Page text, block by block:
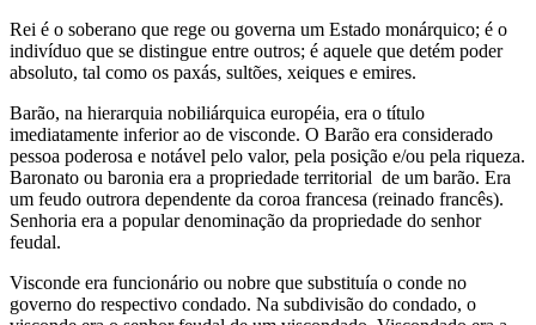
Rei é o soberano que rege ou governa um Estado monárquico; é o
indivíduo que se distingue entre outros; é aquele que detém poder
absoluto, tal como os paxás, sultões, xeiques e emires.
Barão, na hierarquia nobiliárquica européia, era o título
imediatamente inferior ao de visconde. O Barão era considerado
pessoa poderosa e notável pelo valor, pela posição e/ou pela riqueza.
Baronato ou baronia era a propriedade territorial de um barão. Era
um feudo outrora dependente da coroa francesa (reinado francês).
Senhoria era a popular denominação da propriedade do senhor
feudal.
Visconde era funcionário ou nobre que substituía o conde no
governo do respectivo condado. Na subdivisão do condado, o